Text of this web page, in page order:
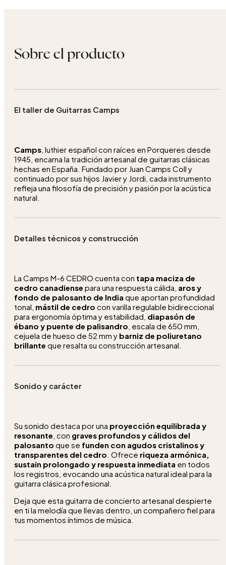
Sobre el producto
El taller de Guitarras Camps
Camps , luthier español con raíces en Porqueres desde
1945, encarna la tradición artesanal de guitarras clásicas
hechas en España. Fundado por Juan Camps Coll y
continuado por sus hijos Javier y Jordi, cada instrumento
refleja una filosofía de precisión y pasión por la acústica
natural.
Detalles técnicos y construcción
La Camps M-6 CEDRO cuenta con tapa maciza de
cedro canadiense para una respuesta cálida, aros y
fondo de palosanto de India que aportan profundidad
tonal, mástil de cedro con varilla regulable bidireccional
para ergonomía óptima y estabilidad, diapasón de
ébano y puente de palisandro , escala de 650 mm,
cejuela de hueso de 52 mm y barniz de poliuretano
brillante que resalta su construcción artesanal.
Sonido y carácter
Su sonido destaca por una proyección equilibrada y
resonante , con graves profundos y cálidos del
palosanto que se funden con agudos cristalinos y
transparentes del cedro . Ofrece riqueza armónica,
sustain prolongado y respuesta inmediata en todos
los registros, evocando una acústica natural ideal para la
guitarra clásica profesional.
Deja que esta guitarra de concierto artesanal despierte
en ti la melodía que llevas dentro, un compañero fiel para
tus momentos íntimos de música.